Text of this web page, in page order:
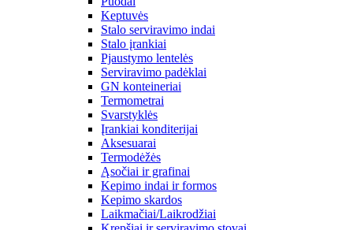
Keptuvės
Stalo serviravimo indai
Stalo įrankiai
Pjaustymo lentelės
Serviravimo padėklai
GN konteineriai
Termometrai
Svarstyklės
Įrankiai konditerijai
Aksesuarai
Termodėžės
Ąsočiai ir grafinai
Kepimo indai ir formos
Kepimo skardos
Laikmačiai/Laikrodžiai